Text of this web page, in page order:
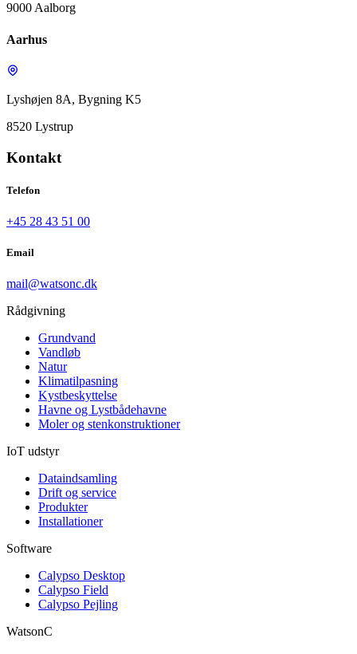
9000 Aalborg
Aarhus
Lyshøjen 8A, Bygning K5
8520 Lystrup
Kontakt
Telefon
+45 28 43 51 00
Email
mail@watsonc.dk
Rådgivning
Grundvand
Vandløb
Natur
Klimatilpasning
Kystbeskyttelse
Havne og Lystbådehavne
Moler og stenkonstruktioner
IoT udstyr
Dataindsamling
Drift og service
Produkter
Installationer
Software
Calypso Desktop
Calypso Field
Calypso Pejling
WatsonC